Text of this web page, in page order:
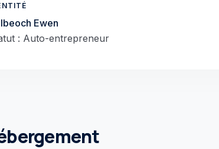
Ewen
: Auto-entrepreneur